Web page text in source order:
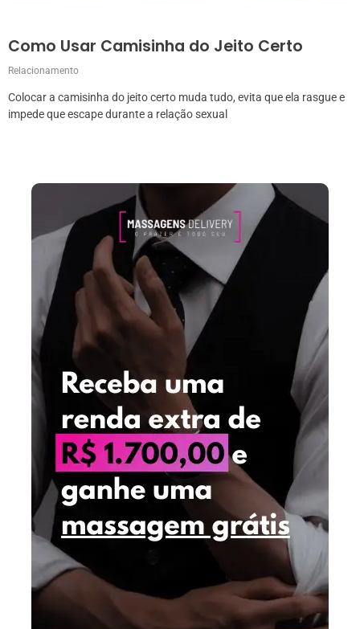
Como Usar Camisinha do Jeito Certo
Relacionamento
Colocar a camisinha do jeito certo muda tudo, evita que ela rasgue e
impede que escape durante a relação sexual